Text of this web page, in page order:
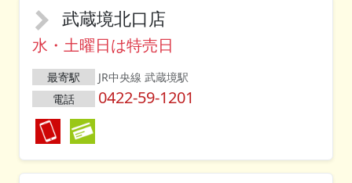
武蔵境北口店
水・土曜日は特売日
最寄駅
JR中央線 武蔵境駅
電話
0422-59-1201